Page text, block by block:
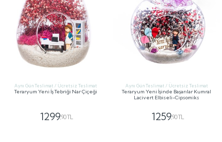
Aynı Gün Teslimat / Ücretsiz Teslimat
Teraryum Yeni İş Tebriği Nar Çiçeği
1299,90 TL
Aynı Gün Teslimat / Ücretsiz Teslimat
Teraryum Yeni İşinde Başarılar Kumral
Lacivert Elbiseli-Cipsomiks
1259,90 TL